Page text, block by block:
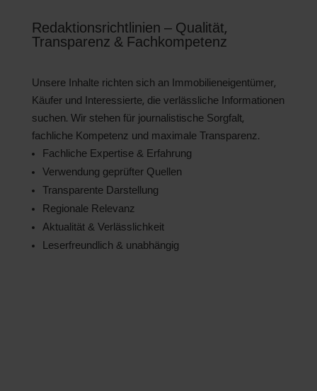
Redaktionsrichtlinien – Qualität,
Transparenz & Fachkompetenz
Unsere Inhalte richten sich an Immobilieneigentümer,
Käufer und Interessierte, die verlässliche Informationen
suchen. Wir stehen für journalistische Sorgfalt,
fachliche Kompetenz und maximale Transparenz.
Fachliche Expertise & Erfahrung
Verwendung geprüfter Quellen
Transparente Darstellung
Regionale Relevanz
Aktualität & Verlässlichkeit
Leserfreundlich & unabhängig